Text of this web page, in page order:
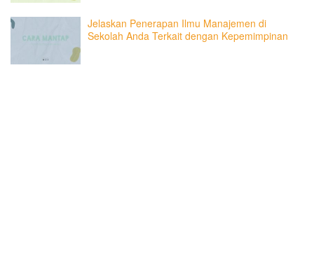
Jelaskan Penerapan Ilmu Manajemen di
Sekolah Anda Terkait dengan Kepemimpinan